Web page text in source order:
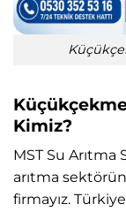
Kimiz?
MST Su Arıtma
arıtma
firmayız.